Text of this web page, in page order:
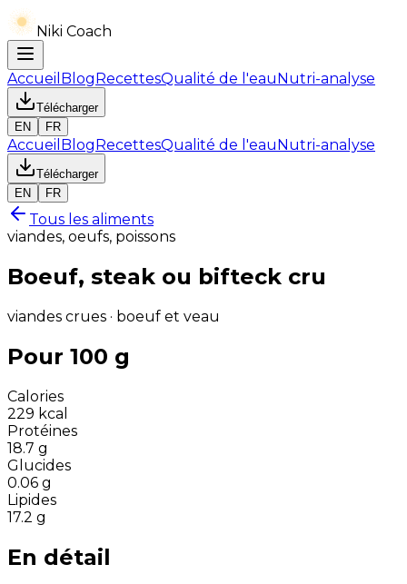
Niki Coach
Accueil BlogRecettesQualité de l'eauNutri-analyse
Télécharger
EN
FR
Accueil BlogRecettesQualité de l'eauNutri-analyse
Télécharger
EN
FR
Tous les aliments
viandes, oeufs, poissons
Boeuf, steak ou bifteck cru
viandes crues · boeuf et veau
Pour 100 g
Calories
229 kcal
Protéines
18.7 g
Glucides
0.06 g
Lipides
17.2 g
En détail